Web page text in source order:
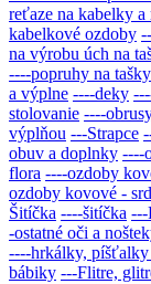
reťaze na kabelky
kabelkové ozdoby
na výrobu úch na
----popruhy na tašky
a výplne ----deky
stolovanie ----
výplňou ---Strapce
obuv a doplnky ----
flora ----ozdoby
ozdoby kovové -
Šitíčka ----šitíčka ---
-ostatné oči a
----hrkálky, píšťalky
bábiky ---Flitre,